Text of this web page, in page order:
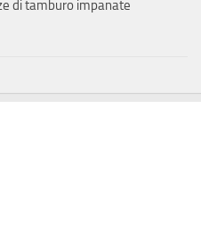
di tamburo impanate